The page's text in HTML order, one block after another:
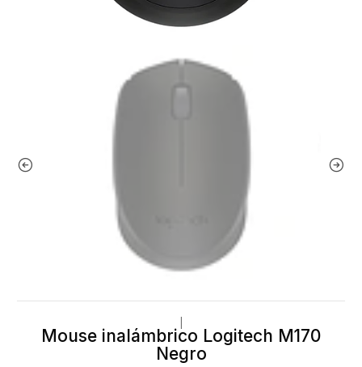
Mouse inalámbrico Logitech M170
Negro